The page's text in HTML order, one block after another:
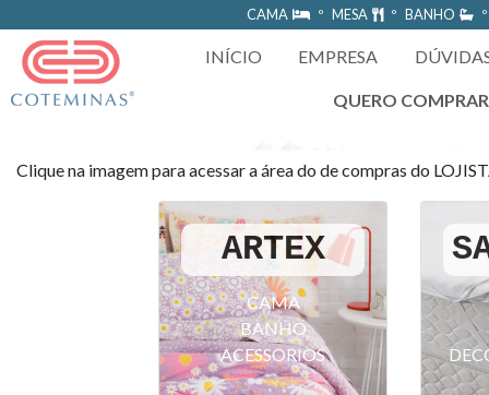
https://www.coteminas.com.br/desenv-web/htm11/
CAMA º MESA º BANHO
INÍCIO EMPRESA
QUERO COMPRAR
Clique na imagem para acessar a área do de compras do
ARTEX
CAMA
BANHO
ACESSORIOS